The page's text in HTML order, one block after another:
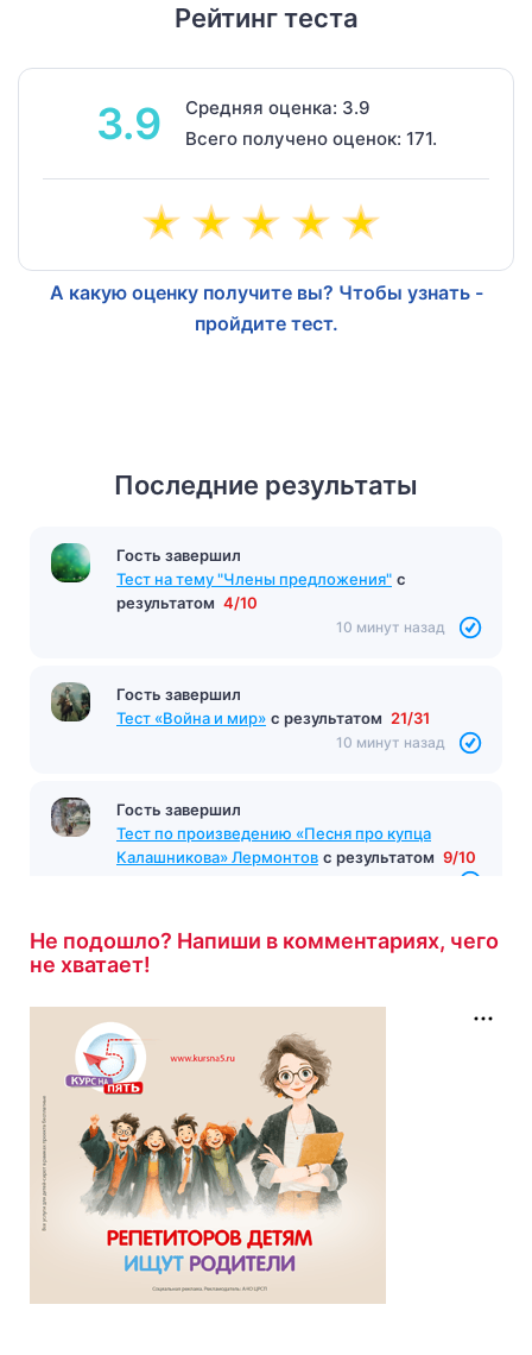
Рейтинг теста
3.9
Средняя оценка: 3.9
Всего получено оценок: 171.
А какую оценку получите вы? Чтобы узнать -
пройдите тест.
Последние результаты
Гость завершил
Тест на тему "Члены предложения" с
результатом 4/10
10 минут назад
Гость завершил
Тест «Война и мир» с результатом 21/31
10 минут назад
Гость завершил
Тест по произведению «Песня про купца
Калашникова» Лермонтов с результатом 9/10
Не подошло? Напиши в комментариях, чего
не хватает!